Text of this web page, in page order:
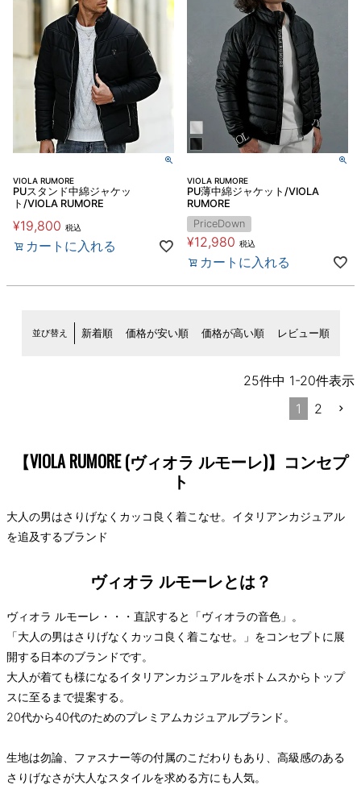
VIOLA RUMORE
PUスタンド中綿ジャケッ
ト/VIOLA RUMORE
¥19,800 税込
カートに入れる
VIOLA RUMORE
PU薄中綿ジャケット/VIOLA
RUMORE
PriceDown
¥12,980 税込
カートに入れる
並び替え 新着順 価格が安い順 価格が高い順 レビュー順
25件中 1-20件表示
1
2
【VIOLA RUMORE (ヴィオラ ルモーレ)】コンセプ
ト
大人の男はさりげなくカッコ良く着こなせ。イタリアンカジュアル
を追及するブランド
ヴィオラ ルモーレとは？
ヴィオラ ルモーレ・・・直訳すると「ヴィオラの音色」。
「大人の男はさりげなくカッコ良く着こなせ。」をコンセプトに展
開する日本のブランドです。
大人が着ても様になるイタリアンカジュアルをボトムスからトップ
スに至るまで提案する。
20代から40代のためのプレミアムカジュアルブランド。
生地は勿論、ファスナー等の付属のこだわりもあり、高級感のある
さりげなさが大人なスタイルを求める方にも人気。